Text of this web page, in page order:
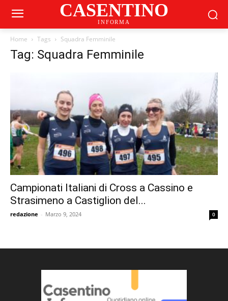
CASENTINO
INFORMA
Home Tags Squadra Femminile
Tag: Squadra Femminile
Campionati Italiani di Cross a Cassino e
Strasimeno a Castiglion del...
redazione - Marzo 9, 2024 0